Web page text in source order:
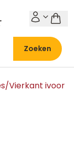
Zoeken
/Vierkant ivoor